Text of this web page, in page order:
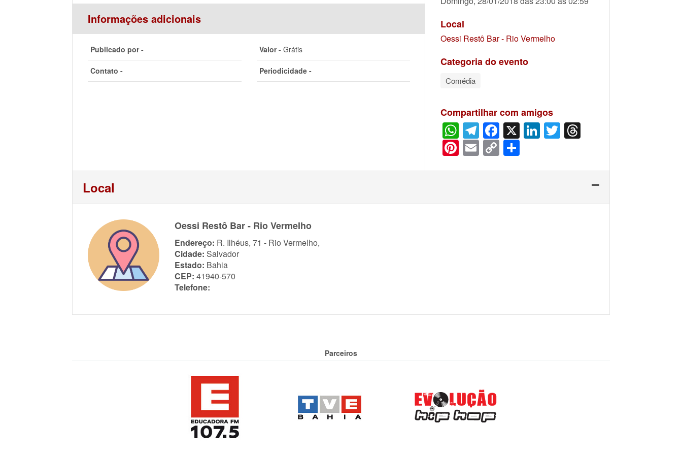
Informações adicionais
Publicado por - Valor -Grátis
Contato - Periodicidade -
Local
Oessi Restô Bar - Rio Vermelho
Categoria do evento
Comédia
Compartilhar com amigos
WhatsApp
Telegram
Facebook
X LinkedIn
Twitter
Pinterest
Email
Copy
Link
Local
Oessi Restô Bar - Rio Vermelho
Endereço: R. Ilhéus, 71 - Rio Vermelho,
Cidade: Salvador
Estado: Bahia
CEP: 41940-570
Telefone:
Parceiros